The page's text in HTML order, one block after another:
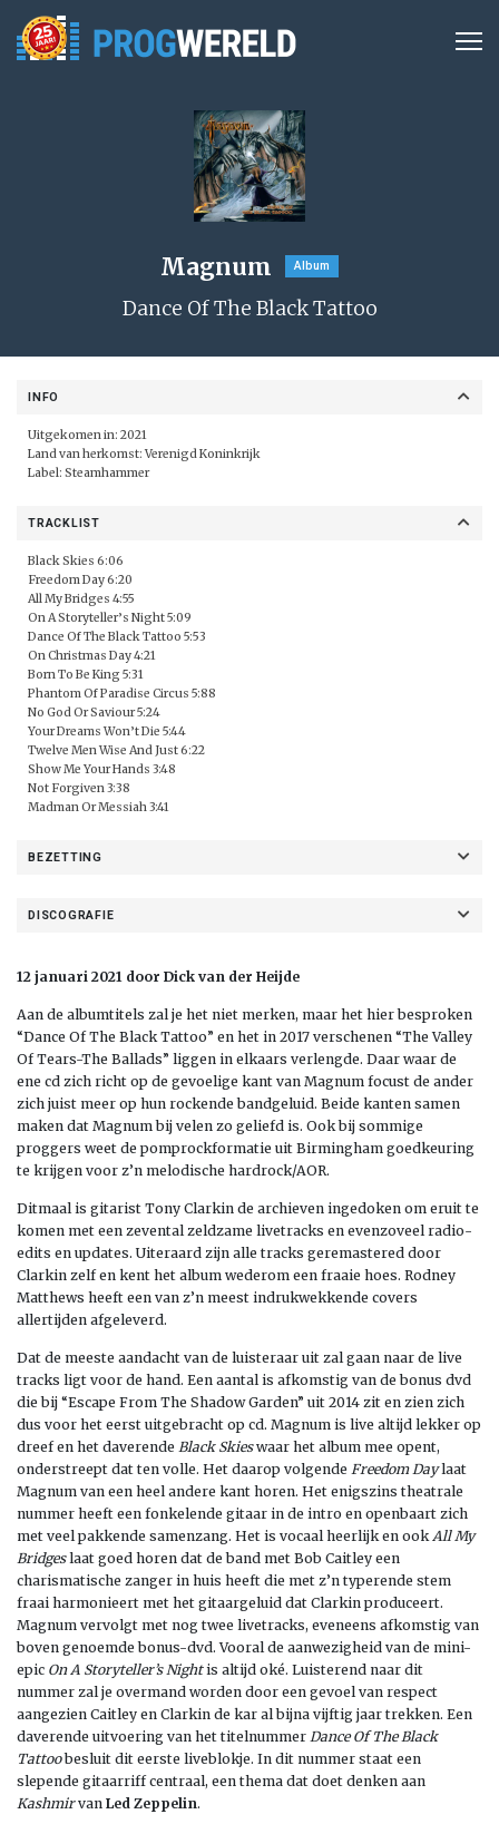
Magnum Album
Dance Of The Black Tattoo
INFO
Uitgekomen in: 2021
Land van herkomst: Verenigd Koninkrijk
Label: Steamhammer
TRACKLIST
Black Skies 6:06
Freedom Day 6:20
All My Bridges 4:55
On A Storyteller’s Night 5:09
Dance Of The Black Tattoo 5:53
On Christmas Day 4:21
Born To Be King 5:31
Phantom Of Paradise Circus 5:88
No God Or Saviour 5:24
Your Dreams Won’t Die 5:44
Twelve Men Wise And Just 6:22
Show Me Your Hands 3:48
Not Forgiven 3:38
Madman Or Messiah 3:41
BEZETTING
DISCOGRAFIE
12 januari 2021 door Dick van der Heijde
Aan de albumtitels zal je het niet merken, maar het hier besproken
“Dance Of The Black Tattoo” en het in 2017 verschenen “The Valley
Of Tears-The Ballads” liggen in elkaars verlengde. Daar waar de
ene cd zich richt op de gevoelige kant van Magnum focust de ander
zich juist meer op hun rockende bandgeluid. Beide kanten samen
maken dat Magnum bij velen zo geliefd is. Ook bij sommige
proggers weet de pomprockformatie uit Birmingham goedkeuring
te krijgen voor z’n melodische hardrock/AOR.
Ditmaal is gitarist Tony Clarkin de archieven ingedoken om eruit te
komen met een zevental zeldzame livetracks en evenzoveel radio-
edits en updates. Uiteraard zijn alle tracks geremastered door
Clarkin zelf en kent het album wederom een fraaie hoes. Rodney
Matthews heeft een van z’n meest indrukwekkende covers
allertijden afgeleverd.
Dat de meeste aandacht van de luisteraar uit zal gaan naar de live
tracks ligt voor de hand. Een aantal is afkomstig van de bonus dvd
die bij “Escape From The Shadow Garden” uit 2014 zit en zien zich
dus voor het eerst uitgebracht op cd. Magnum is live altijd lekker op
dreef en het daverende Black Skieswaar het album mee opent,
onderstreept dat ten volle. Het daarop volgende Freedom Daylaat
Magnum van een heel andere kant horen. Het enigszins theatrale
nummer heeft een fonkelende gitaar in de intro en openbaart zich
met veel pakkende samenzang. Het is vocaal heerlijk en ook All My
Bridgeslaat goed horen dat de band met Bob Caitley een
charismatische zanger in huis heeft die met z’n typerende stem
fraai harmonieert met het gitaargeluid dat Clarkin produceert.
Magnum vervolgt met nog twee livetracks, eveneens afkomstig van
boven genoemde bonus-dvd. Vooral de aanwezigheid van de mini-
epic On A Storyteller’s Nightis altijd oké. Luisterend naar dit
nummer zal je overmand worden door een gevoel van respect
aangezien Caitley en Clarkin de kar al bijna vijftig jaar trekken. Een
daverende uitvoering van het titelnummer Dance Of The Black
Tattoobesluit dit eerste liveblokje. In dit nummer staat een
slepende gitaarriff centraal, een thema dat doet denken aan
Kashmirvan Led Zeppelin.